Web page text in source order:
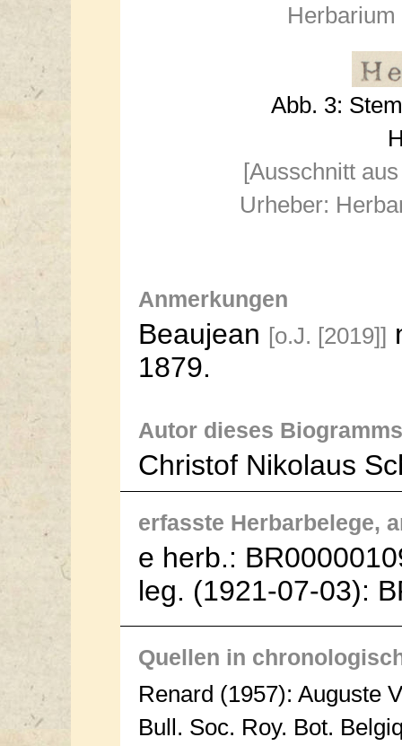
Abb. 3:
[Ausschnitt
Urheber:
Anmerkungen
Beaujean [o.J. [2019]]
1879.
Autor dieses
Christof Nikolaus
erfasste Herbarbelege,
e herb.:
leg. (1921-07-03):
Quellen in
Renard (1957): Auguste
Bull. Soc. Roy. Bot.